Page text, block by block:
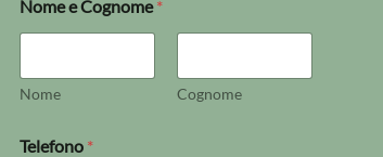
Nome e Cognome*
Nome Cognome
Telefono *